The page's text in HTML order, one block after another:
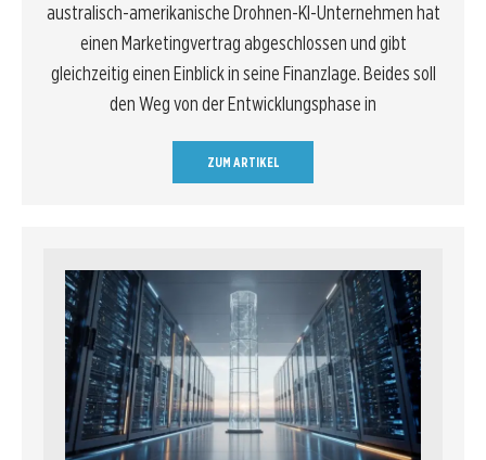
australisch-amerikanische Drohnen-KI-Unternehmen hat
einen Marketingvertrag abgeschlossen und gibt
gleichzeitig einen Einblick in seine Finanzlage. Beides soll
den Weg von der Entwicklungsphase in
ZUM ARTIKEL